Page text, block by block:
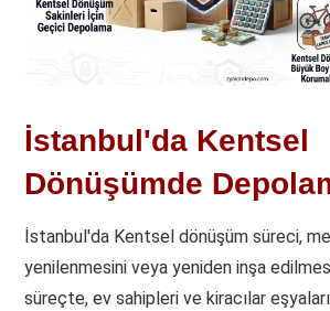
İstanbul'da Kentsel
Dönüşümde
İstanbul'da Kentsel dönüşüm süreci,
yenilenmesini veya yeniden inşa
süreçte, ev sahipleri ve kiracılar